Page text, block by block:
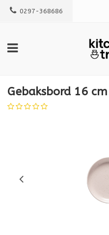
0297-368686
Gebaksbord 16